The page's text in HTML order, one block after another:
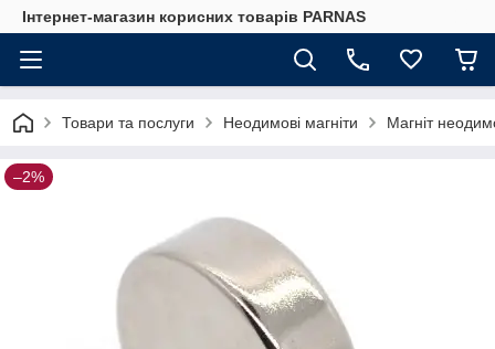
Інтернет-магазин корисних товарів PARNAS
Товари та послуги Неодимові магніти Магніт
–2%